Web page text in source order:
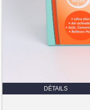
DÉTAILS